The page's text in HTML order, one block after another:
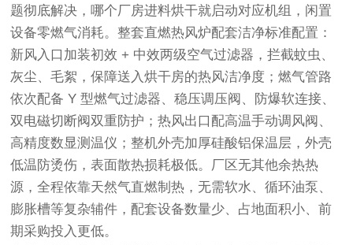
题彻底解决，哪个厂房进料烘干就启动对应机组，闲置
设备零燃气消耗。整套直燃热风炉配套洁净标准配置：
新风入口加装初效 + 中效两级空气过滤器，拦截蚊虫、
灰尘、毛絮，保障送入烘干房的热风洁净度；燃气管路
依次配备 Y 型燃气过滤器、稳压调压阀、防爆软连接、
双电磁切断阀双重防护；热风出口配高温手动调风阀、
高精度数显测温仪；整机外壳加厚硅酸铝保温层，外壳
低温防烫伤，表面散热损耗极低。厂区无其他余热热
源，全程依靠天然气直燃制热，无需软水、循环油泵、
膨胀槽等复杂辅件，配套设备数量少、占地面积小、前
期采购投入更低。